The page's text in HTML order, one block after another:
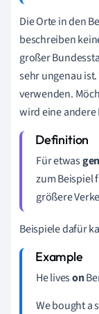
Die Orte in den
beschreiben
großer
sehr ungenau
verwenden.
wird eine
Für etwas
zum Beispiel
größere
Beispiele dafür
He liveson
We bought a